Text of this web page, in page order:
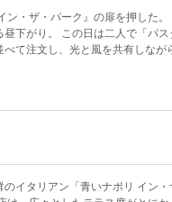
・ザ・パーク』の扉を押した。
下がり。 この日は二人で「パス
て注文し、光と風を共有しなが
イタリアン「青いナポリ イン・